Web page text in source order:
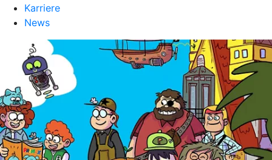
Karriere
News